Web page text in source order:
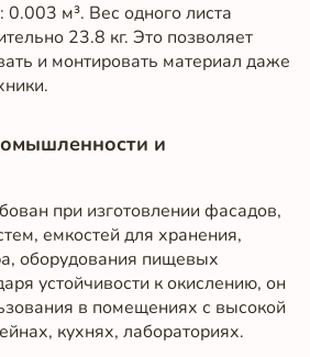
м³. Вес одного листа
23.8 кг. Это позволяет
и монтировать материал даже
и
при изготовлении фасадов,
емкостей для хранения,
оборудования пищевых
устойчивости к окислению, он
в помещениях с высокой
кухнях, лабораториях.